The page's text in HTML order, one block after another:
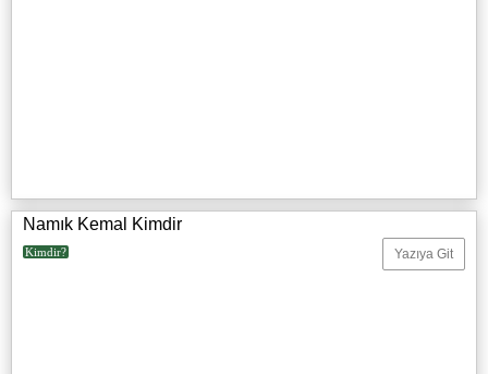
Namık Kemal Kimdir
Kimdir? Yazıya Git